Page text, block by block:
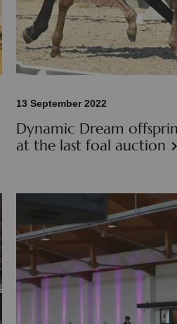
13 September 2022
Dynamic Dream
at the last foal auction